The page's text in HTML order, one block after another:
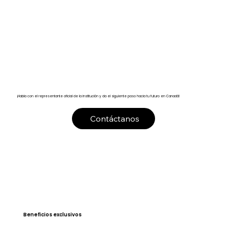
¡Habla con el representante oficial de la institución y da el siguiente paso hacia tu futuro en Canadá!
Contáctanos
Beneficios exclusivos